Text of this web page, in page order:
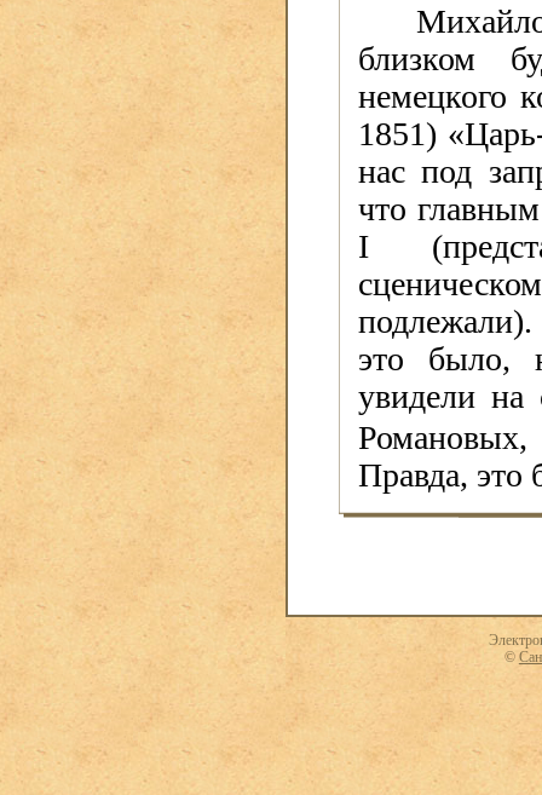
близком
немецкого
1851)
нас под
что
I
это было,
увидели на
Романовых,
Правда, это
©